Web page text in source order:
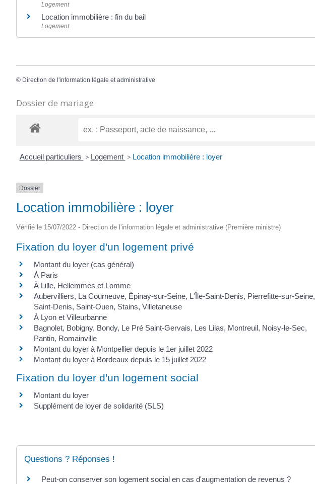
Logement
Location immobilière : fin du bail
Logement
© Direction de l'information légale et administrative
Dossier de mariage
Accueil particuliers > Logement > Location immobilière : loyer
Dossier
Location immobilière : loyer
Vérifié le 15/07/2022 - Direction de l'information légale et administrative (Première ministre)
Fixation du loyer d'un logement privé
Montant du loyer (cas général)
À Paris
À Lille, Hellemmes et Lomme
Aubervilliers, La Courneuve, Épinay-sur-Seine, L'Île-Saint-Denis, Pierrefitte-sur-Seine,
Saint-Denis, Saint-Ouen, Stains, Villetaneuse
À Lyon et Villeurbanne
Bagnolet, Bobigny, Bondy, Le Pré Saint-Gervais, Les Lilas, Montreuil, Noisy-le-Sec,
Pantin, Romainville
Montant du loyer à Montpellier depuis le 1er juillet 2022
Montant du loyer à Bordeaux depuis le 15 juillet 2022
Fixation du loyer d'un logement social
Montant du loyer
Supplément de loyer de solidarité (SLS)
Questions ? Réponses !
Peut-on conserver son logement social en cas d'augmentation de revenus ?